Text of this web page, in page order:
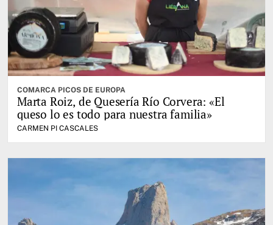
COMARCA PICOS DE EUROPA
Marta Roiz, de Quesería Río Corvera: «El
queso lo es todo para nuestra familia»
CARMEN PI CASCALES